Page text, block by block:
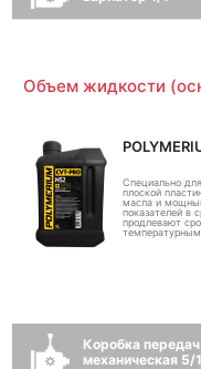
Объем жидкости
Специально
плоской
масла и
показателей в
продлевают
Коробка
механическая 5/1